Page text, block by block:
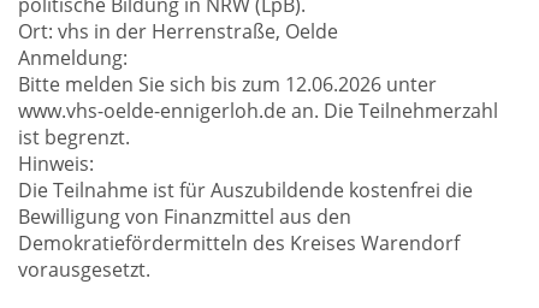
Ort: vhs in der Herrenstraße, Oelde
Anmeldung:
Bitte melden Sie sich bis zum 12.06.2026 unter
www.vhs-oelde-ennigerloh.de an. Die Teilnehmerzahl
ist begrenzt.
Hinweis:
Die Teilnahme ist für Auszubildende kostenfrei die
Bewilligung von Finanzmittel aus den
Demokratiefördermitteln des Kreises Warendorf
vorausgesetzt.